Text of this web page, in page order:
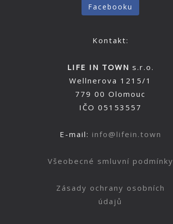
Facebooku
Kontakt:
LIFE IN TOWN s.r.o.
Wellnerova 1215/1
779 00 Olomouc
IČO 05153557
E-mail: info@lifein.town
Všeobecné smluvní podmínky
Zásady ochrany osobních
údajů